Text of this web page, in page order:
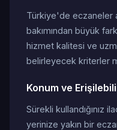
Türkiye'de eczaneler
bakımından büyük
hizmet kalitesi ve
belirleyecek kriterler
Konum ve
Sürekli kullandığınız
yerinize yakın bir